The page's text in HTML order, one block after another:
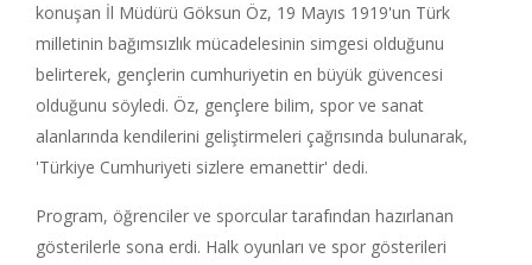
konuşan İl Müdürü Göksun Öz, 19 Mayıs 1919'un Türk
milletinin bağımsızlık mücadelesinin simgesi olduğunu
belirterek, gençlerin cumhuriyetin en büyük güvencesi
olduğunu söyledi. Öz, gençlere bilim, spor ve sanat
alanlarında kendilerini geliştirmeleri çağrısında bulunarak,
'Türkiye Cumhuriyeti sizlere emanettir' dedi.
Program, öğrenciler ve sporcular tarafından hazırlanan
gösterilerle sona erdi. Halk oyunları ve spor gösterileri